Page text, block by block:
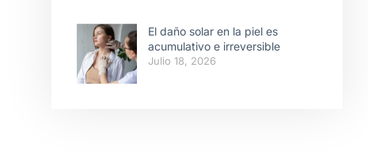
El daño solar en la piel es
acumulativo e irreversible
Julio 18, 2026